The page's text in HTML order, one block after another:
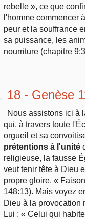
rebelle », ce que
l'homme commencer
peur et la souffrance
sa puissance, les
nourriture (chapitre
18 - Genèse
Nous assistons ici à
qui, à travers toute
orgueil et sa
prétentions à l'unité
religieuse, la fausse
veut tenir tête à Dieu
propre gloire. «
148:13). Mais voyez
Dieu à la provocation
Lui : « Celui qui